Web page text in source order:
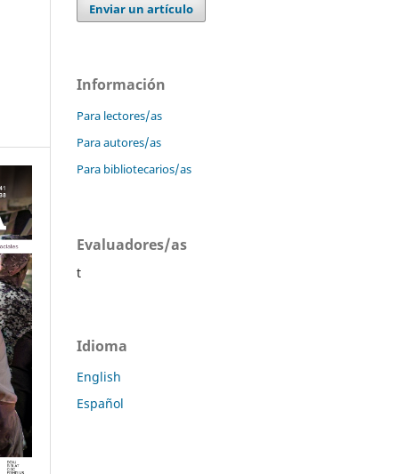
Enviar un artículo
Información
Para lectores/as
Para autores/as
Para bibliotecarios/as
Evaluadores/as
t
Idioma
English
Español